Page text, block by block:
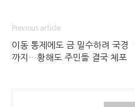
Previous article
이동 통제에도 금 밀수하려 국경
까지…황해도 주민들 결국 체포